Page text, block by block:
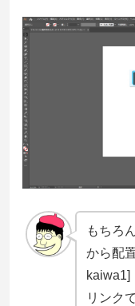
もちろ
から配
kaiwa1]
リンク